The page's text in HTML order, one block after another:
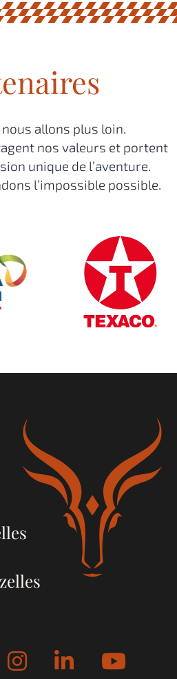
allons plus loin.
nos valeurs et portent
unique de l’aventure.
l’impossible possible.
Instagram
LinkedIn